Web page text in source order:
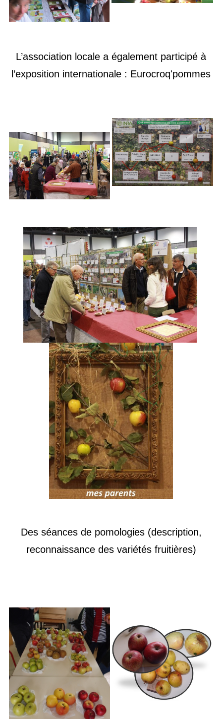
L’association locale a également participé à
l’exposition internationale : Eurocroq'pommes
Des séances de pomologies (description,
reconnaissance des variétés fruitières)